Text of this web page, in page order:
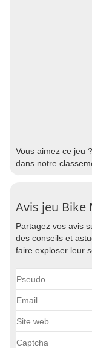
Vous aimez ce jeu
dans notre
Avis jeu Bike
Partagez vos avis
des conseils et
faire exploser leur